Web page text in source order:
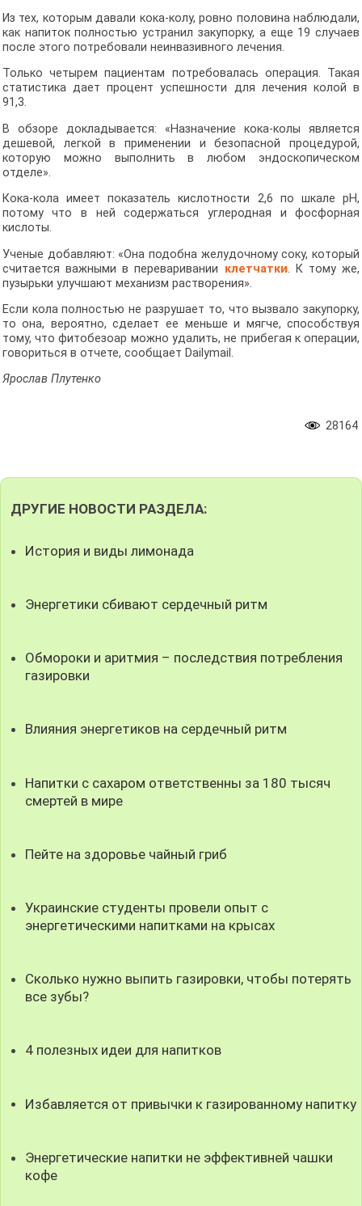
Из тех, которым давали кока-колу, ровно половина наблюдали,
как напиток полностью устранил закупорку, а еще 19 случаев
после этого потребовали неинвазивного лечения.
Только четырем пациентам потребовалась операция. Такая
статистика дает процент успешности для лечения колой в
91,3.
В обзоре докладывается: «Назначение кока-колы является
дешевой, легкой в применении и безопасной процедурой,
которую можно выполнить в любом эндоскопическом
отделе».
Кока-кола имеет показатель кислотности 2,6 по шкале рН,
потому что в ней содержаться углеродная и фосфорная
кислоты.
Ученые добавляют: «Она подобна желудочному соку, который
считается важными в переваривании клетчатки. К тому же,
пузырьки улучшают механизм растворения».
Если кола полностью не разрушает то, что вызвало закупорку,
то она, вероятно, сделает ее меньше и мягче, способствуя
тому, что фитобезоар можно удалить, не прибегая к операции,
говориться в отчете, сообщает Dailymail.
Ярослав Плутенко
28164
ДРУГИЕ НОВОСТИ РАЗДЕЛА:
История и виды лимонада
Энергетики сбивают сердечный ритм
Обмороки и аритмия – последствия потребления
газировки
Влияния энергетиков на сердечный ритм
Напитки с сахаром ответственны за 180 тысяч
смертей в мире
Пейте на здоровье чайный гриб
Украинские студенты провели опыт с
энергетическими напитками на крысах
Сколько нужно выпить газировки, чтобы потерять
все зубы?
4 полезных идеи для напитков
Избавляется от привычки к газированному напитку
Энергетические напитки не эффективней чашки
кофе